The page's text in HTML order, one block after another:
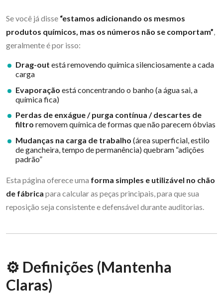
Se você já disse “estamos adicionando os mesmos
produtos químicos, mas os números não se comportam”
geralmente é por isso:
Drag-out está removendo química silenciosamente a cada
carga
Evaporação está concentrando o banho (a água sai, a
química fica)
Perdas de enxágue / purga contínua / descartes de
filtro removem química de formas que não parecem óbvias
Mudanças na carga de trabalho (área superficial, estilo
de gancheira, tempo de permanência) quebram “adições
padrão”
Esta página oferece uma forma simples e utilizável no chão
de fábrica para calcular as peças principais, para que sua
reposição seja consistente e defensável durante auditorias.
⚙️ Definições (Mantenha
Claras)